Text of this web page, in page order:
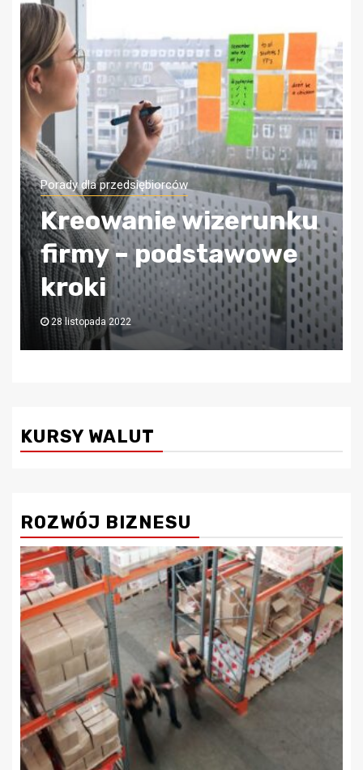
Porady dla przedsiębiorców
Jak zapewnić sobie
bezpieczeństwo
finansowe firmy?
Wybierz odpowiednią
księgową!
6 lipca 2022
KURSY WALUT
ROZWÓJ BIZNESU